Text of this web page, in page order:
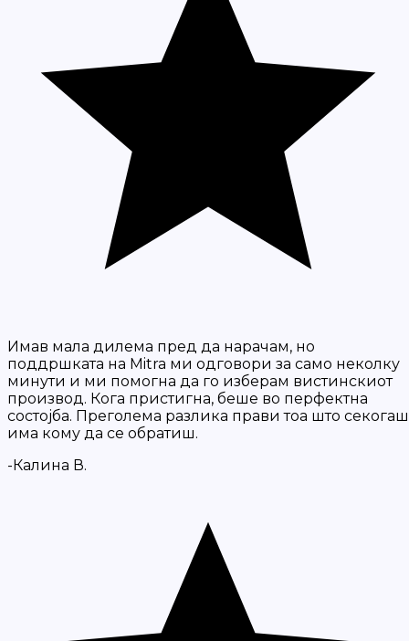
Имав мала дилема пред да нарачам, но
поддршката на Mitra ми одговори за само неколку
минути и ми помогна да го изберам вистинскиот
производ. Кога пристигна, беше во перфектна
состојба. Преголема разлика прави тоа што секогаш
има кому да се обратиш.
-Калина В.